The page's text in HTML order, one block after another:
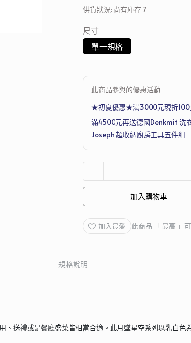
供貨狀況: 尚有庫存 7
尺寸
單一規格
此商品參與的優惠活動
★初夏優惠★滿3000元現折100
滿4500元再送德國Denkmit 洗
Joseph 超收納廚房工具五件組
加入購物車
加入最愛 此商品 「 最高 」
規格說明
、送禮或是餐廳盛菜皆相當合適。此月墜星空系列以乳白色